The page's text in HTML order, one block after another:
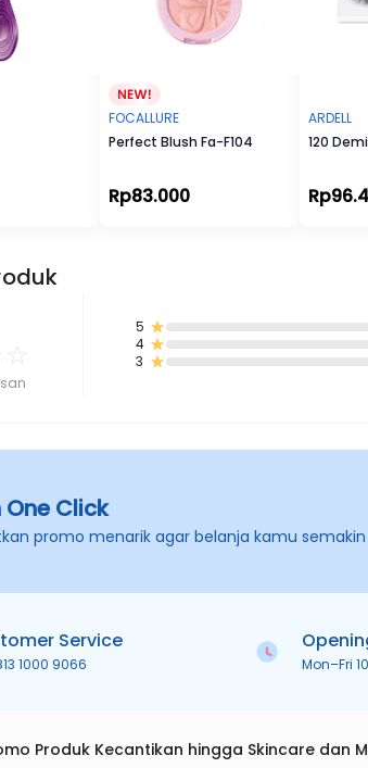
FOCALLURE
Perfect Blush Fa-F104
Rp83.000
ARDELL
120
5
4
3
Click
promo menarik agar belanja kamu
Service
1000 9066 Mon–Fri
Produk Kecantikan hingga Skincare dan